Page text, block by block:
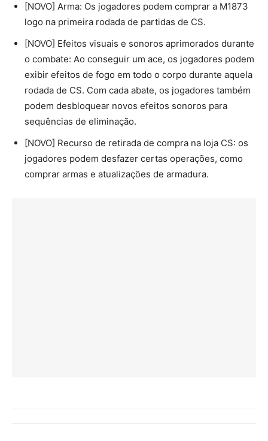
[NOVO] Arma: Os jogadores podem comprar a M1873
logo na primeira rodada de partidas de CS.
[NOVO] Efeitos visuais e sonoros aprimorados durante
o combate: Ao conseguir um ace, os jogadores podem
exibir efeitos de fogo em todo o corpo durante aquela
rodada de CS. Com cada abate, os jogadores também
podem desbloquear novos efeitos sonoros para
sequências de eliminação.
[NOVO] Recurso de retirada de compra na loja CS: os
jogadores podem desfazer certas operações, como
comprar armas e atualizações de armadura.